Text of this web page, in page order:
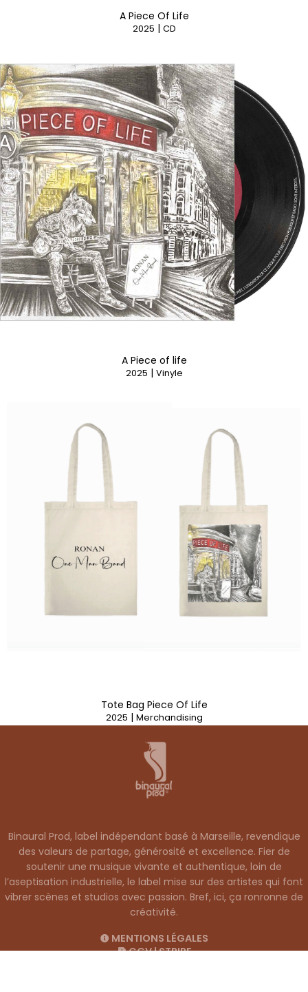
A Piece Of Life
2025 | CD
A Piece of life
2025 | Vinyle
Tote Bag Piece Of Life
2025 | Merchandising
Binaural Prod, label indépendant basé à Marseille, revendique
des valeurs de partage, générosité et excellence. Fier de
soutenir une musique vivante et authentique, loin de
l’aseptisation industrielle, le label mise sur des artistes qui font
vibrer scènes et studios avec passion. Bref, ici, ça ronronne de
créativité.
MENTIONS LÉGALES
CGV|STRIPE